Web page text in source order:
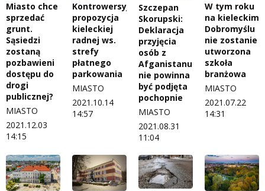
Miasto chce
sprzedać
grunt.
Sąsiedzi
zostaną
pozbawieni
dostępu do
drogi
publicznej?
MIASTO
2021.12.03
14:15
Kontrowersyjna
propozycja
kieleckiej
radnej ws.
strefy
płatnego
parkowania
MIASTO
2021.10.14
14:57
Szczepan
Skorupski:
Deklaracja
przyjęcia
osób z
Afganistanu
nie powinna
być podjęta
pochopnie
MIASTO
2021.08.31
11:04
W tym roku
na kieleckim
Dobromyślu
nie zostanie
utworzona
szkoła
branżowa
MIASTO
2021.07.22
14:31